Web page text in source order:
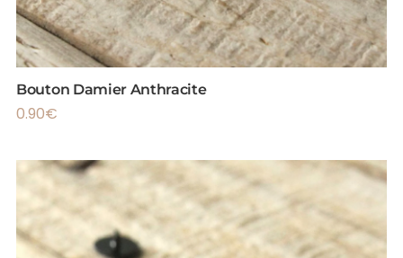
Bouton Damier Anthracite
0.90€